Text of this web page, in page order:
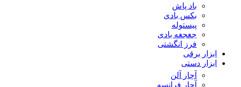
باد پاش
بکس بادی
پیستوله
جغجغه بادی
فرز انگشتی
ابزار برقی
ابزار دستی
آچار آلن
آچار فرانسه